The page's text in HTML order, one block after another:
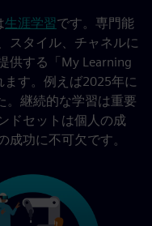
生涯学習です。専門能
スタイル、チャネルに
供する「My Learning
す。例えば2025年に
。継続的な学習は重要
ドセットは個人の成
功に不可欠です。